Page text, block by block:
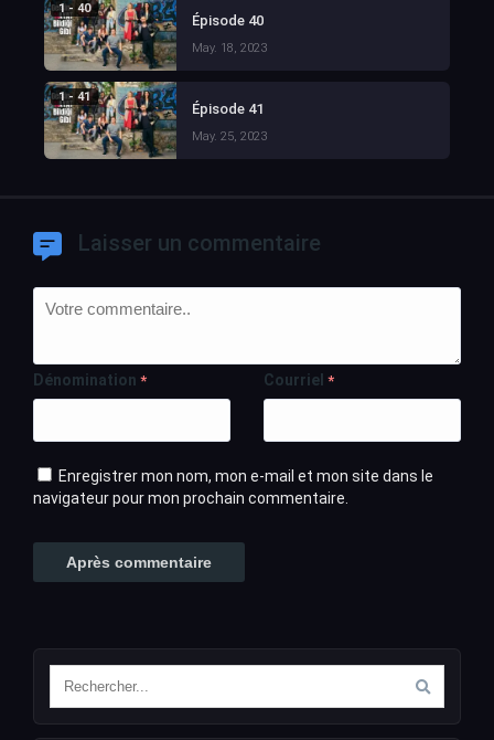
1 - 40
Épisode 40
May. 18, 2023
1 - 41
Épisode 41
May. 25, 2023
Laisser un commentaire
Dénomination * Courriel *
Enregistrer mon nom, mon e-mail et mon site dans le
navigateur pour mon prochain commentaire.